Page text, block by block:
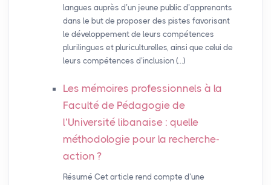
langues auprès d’un jeune public d’apprenants
dans le but de proposer des pistes favorisant
le développement de leurs compétences
plurilingues et pluriculturelles, ainsi que celui de
leurs compétences d’inclusion (…)
Les mémoires professionnels à la
Faculté de Pédagogie de
l’Université libanaise : quelle
méthodologie pour la recherche-
action ?
Résumé Cet article rend compte d’une